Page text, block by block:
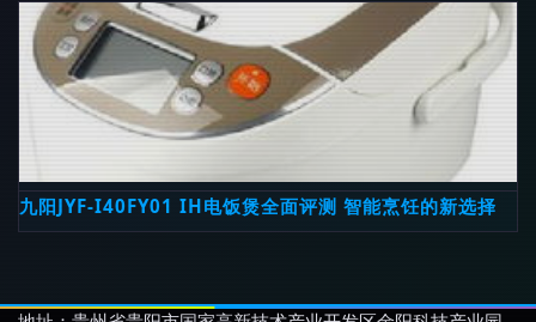
九阳JYF-I40FY01 IH电饭煲全面评测 智能烹饪的新选择